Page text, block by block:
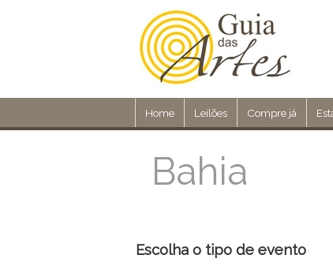
Home Leilões Compre já
Bahia
Escolha o tipo de evento